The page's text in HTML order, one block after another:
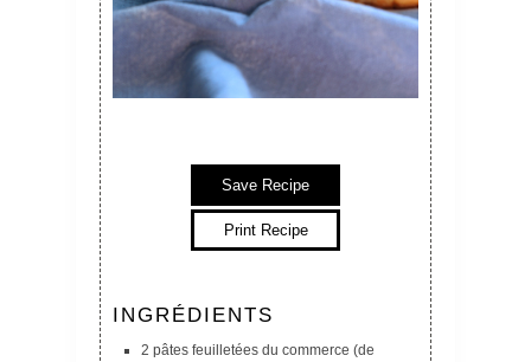
Save Recipe
Print Recipe
INGRÉDIENTS
2 pâtes feuilletées du commerce (de